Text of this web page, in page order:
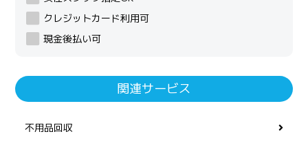
クレジットカード利用可
現金後払い可
関連サービス
不用品回収